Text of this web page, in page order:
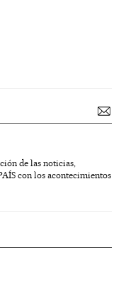
de las noticias,
con los acontecimientos